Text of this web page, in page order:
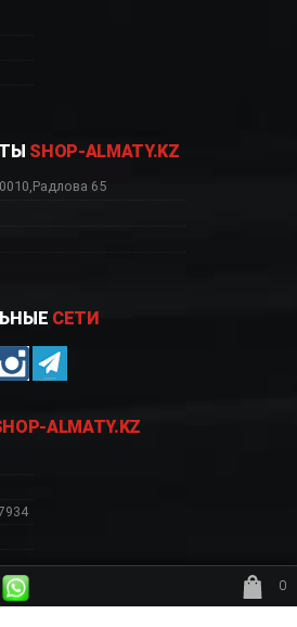
0
ждёт заказ
SHOP-ALMATY.KZ
,Радлова 65
СЕТИ
ALMATY.KZ